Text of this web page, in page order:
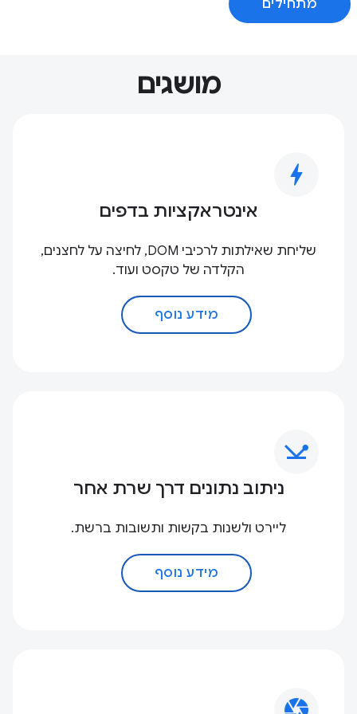
מתחילים
מושגים
bolt
אינטראקציות בדפים
שליחת שאילתות לרכיבי DOM, לחיצה על לחצנים,
הקלדה של טקסט ועוד.
מידע נוסף
network_ping
ניתוב נתונים דרך שרת אחר
ליירט ולשנות בקשות ותשובות ברשת.
מידע נוסף